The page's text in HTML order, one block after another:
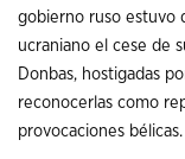
gobierno ruso estuvo
ucraniano el cese de
Donbas, hostigadas
reconocerlas como
provocaciones bélicas.